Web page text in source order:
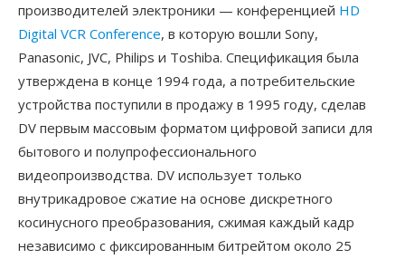
производителей электроники — конференцией HD
Digital VCR Conference, в которую вошли Sony,
Panasonic, JVC, Philips и Toshiba. Спецификация была
утверждена в конце 1994 года, а потребительские
устройства поступили в продажу в 1995 году, сделав
DV первым массовым форматом цифровой записи для
бытового и полупрофессионального
видеопроизводства. DV использует только
внутрикадровое сжатие на основе дискретного
косинусного преобразования, сжимая каждый кадр
независимо с фиксированным битрейтом около 25